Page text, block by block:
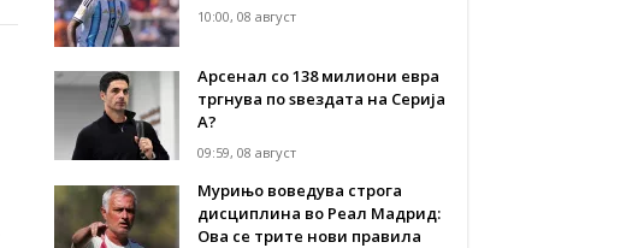
10:00, 08 август
Арсенал со 138 милиони евра
тргнува по ѕвездата на Серија
А?
09:59, 08 август
Мурињо воведува строга
дисциплина во Реал Мадрид:
Ова се трите нови правила